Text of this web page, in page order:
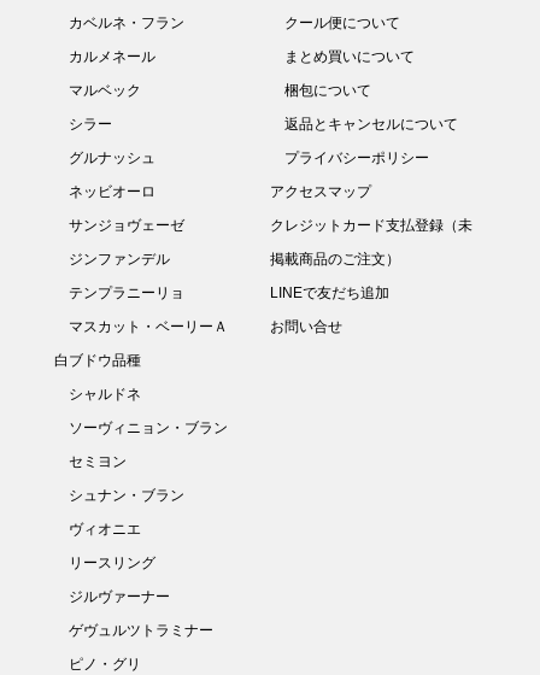
カベルネ・フラン
カルメネール
マルベック
シラー
グルナッシュ
ネッビオーロ
サンジョヴェーゼ
ジンファンデル
テンプラニーリョ
マスカット・ベーリーＡ
白ブドウ品種
シャルドネ
ソーヴィニョン・ブラン
セミヨン
シュナン・ブラン
ヴィオニエ
リースリング
ジルヴァーナー
ゲヴュルツトラミナー
ピノ・グリ
クール便について
まとめ買いについて
梱包について
返品とキャンセルについて
プライバシーポリシー
アクセスマップ
クレジットカード支払登録（未
掲載商品のご注文）
LINEで友だち追加
お問い合せ